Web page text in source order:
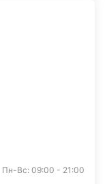
Пн-Вс: 09:00 - 21:00